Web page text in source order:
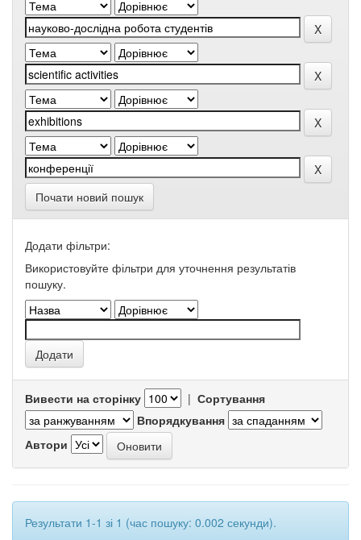
Почати новий пошук
Додати фільтри:
Використовуйте фільтри для уточнення результатів
пошуку.
Вивести на сторінку | Сортування
Впорядкування
Автори
Результати 1-1 зі 1 (час пошуку: 0.002 секунди).